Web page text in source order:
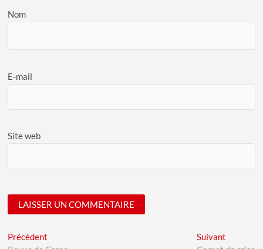
Nom
E-mail
Site web
A
Navigation
Précédent SuivantNext